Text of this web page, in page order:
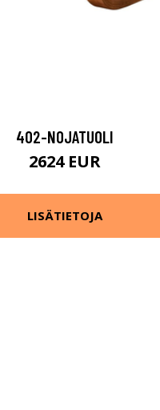
402-NOJATUOLI
2624 EUR
LISÄTIETOJA